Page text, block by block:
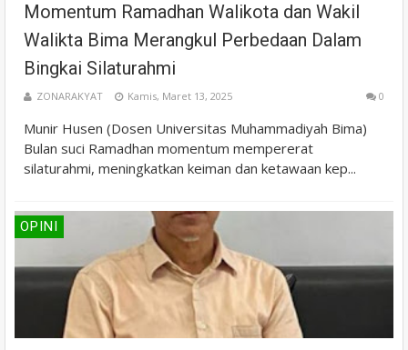
Momentum Ramadhan Walikota dan Wakil
Walikta Bima Merangkul Perbedaan Dalam
Bingkai Silaturahmi
ZONARAKYAT Kamis, Maret 13, 2025 0
Munir Husen (Dosen Universitas Muhammadiyah Bima)
Bulan suci Ramadhan momentum mempererat
silaturahmi, meningkatkan keiman dan ketawaan kep...
OPINI